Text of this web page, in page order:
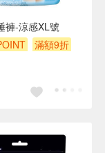
褲-涼感XL號
滿額9折